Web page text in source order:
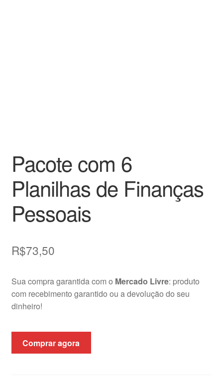
Pacote com 6
Planilhas de Finanças
Pessoais
R$73,50
Sua compra garantida com o Mercado Livre: produto
com recebimento garantido ou a devolução do seu
dinheiro!
Comprar agora